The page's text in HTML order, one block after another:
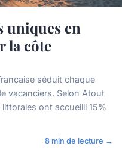
uniques en
la côte
séduit chaque
vacanciers. Selon Atout
ont accueilli 15%
8 min de lecture →